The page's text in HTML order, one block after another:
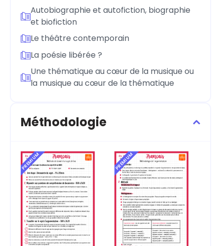
Autobiographie et autofiction, biographie
et biofiction
Le théâtre contemporain
La poésie libérée ?
Une thématique au cœur de la musique ou
la musique au cœur de la thématique
Méthodologie
PREMIUM PREMIUM